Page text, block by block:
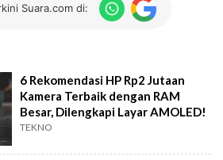
Suara.com di:
6 Rekomendasi HP Rp2 Jutaan
Kamera Terbaik dengan RAM
Besar, Dilengkapi Layar AMOLED!
TEKNO